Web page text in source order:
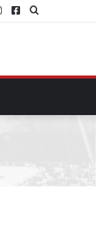
Procurar
Facebook
Instagram